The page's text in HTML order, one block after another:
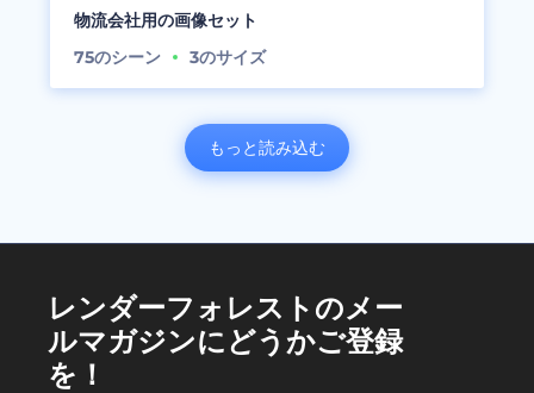
物流会社用の画像セット
75のシーン 3のサイズ
もっと読み込む
レンダーフォレストのメー
ルマガジンにどうかご登録
を！